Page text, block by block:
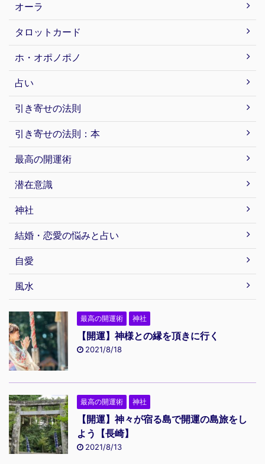
オーラ
タロットカード
ホ・オポノポノ
占い
引き寄せの法則
引き寄せの法則：本
最高の開運術
潜在意識
神社
結婚・恋愛の悩みと占い
自愛
風水
最高の開運術 神社
【開運】神様との縁を頂きに行く
2021/8/18
最高の開運術 神社
【開運】神々が宿る島で開運の島旅をし
よう【長崎】
2021/8/13